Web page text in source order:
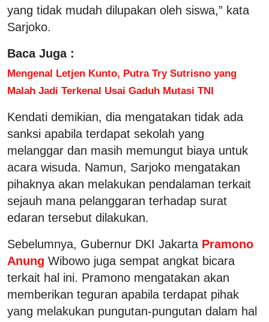
yang tidak mudah dilupakan oleh siswa,” kata
Sarjoko.
Baca Juga :
Mengenal Letjen Kunto, Putra Try Sutrisno yang
Malah Jadi Terkenal Usai Gaduh Mutasi TNI
Kendati demikian, dia mengatakan tidak ada
sanksi apabila terdapat sekolah yang
melanggar dan masih memungut biaya untuk
acara wisuda. Namun, Sarjoko mengatakan
pihaknya akan melakukan pendalaman terkait
sejauh mana pelanggaran terhadap surat
edaran tersebut dilakukan.
Sebelumnya, Gubernur DKI Jakarta Pramono
Anung Wibowo juga sempat angkat bicara
terkait hal ini. Pramono mengatakan akan
memberikan teguran apabila terdapat pihak
yang melakukan pungutan-pungutan dalam hal